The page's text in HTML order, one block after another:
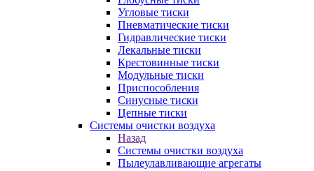
Угловые тиски
Пневматические тиски
Гидравлические тиски
Лекальные тиски
Крестовинные тиски
Модульные тиски
Приспособления
Синусные тиски
Цепные тиски
Системы очистки воздуха
Назад
Системы очистки воздуха
Пылеулавливающие агрегаты